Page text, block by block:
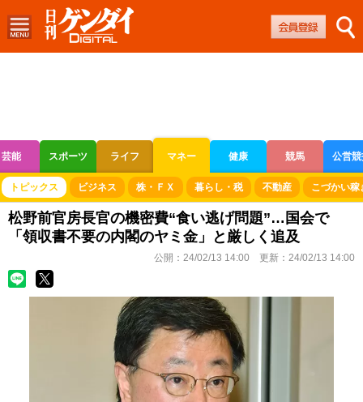
芸能 スポーツ ライフ マネー 健康 競馬 公営
ボートレース 競輪 オートレース
トピックス ビジネス 株・ＦＸ 暮らし・税 不動産 こづかい稼
松野前官房長官の機密費“食い逃げ問題”…国会で
「領収書不要の内閣のヤミ金」と厳しく追及
公開： 24/02/13 14:00 更新： 24/02/13 14:00